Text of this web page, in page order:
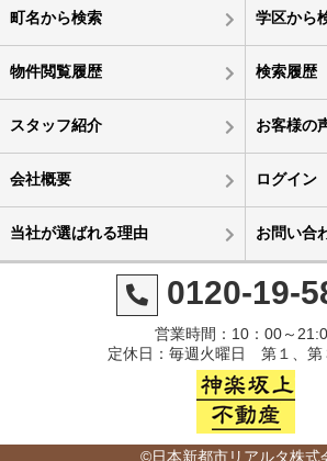
町名から検索 学区から
物件閲覧履歴 検索履歴
スタッフ紹介 お客様の
会社概要 ログイン
当社が選ばれる理由 お問い合
0120-19-
営業時間：10：00～
定休日：毎週火曜日 第１、第
©日本新都市リアルタ株式